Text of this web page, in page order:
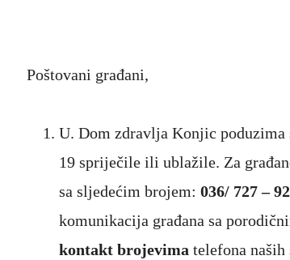
Poštovani građani,
U. Dom zdravlja Konjic poduzima
19 spriječile ili ublažile. Za
sa sljedećim brojem: 036/ 727 –
komunikacija građana sa
kontakt brojevima telefona naših